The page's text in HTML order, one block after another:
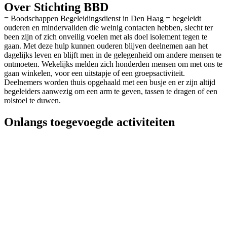
Over Stichting BBD
= Boodschappen Begeleidingsdienst in Den Haag = begeleidt
ouderen en mindervaliden die weinig contacten hebben, slecht ter
been zijn of zich onveilig voelen met als doel isolement tegen te
gaan. Met deze hulp kunnen ouderen blijven deelnemen aan het
dagelijks leven en blijft men in de gelegenheid om andere mensen te
ontmoeten. Wekelijks melden zich honderden mensen om met ons te
gaan winkelen, voor een uitstapje of een groepsactiviteit.
Deelnemers worden thuis opgehaald met een busje en er zijn altijd
begeleiders aanwezig om een arm te geven, tassen te dragen of een
rolstoel te duwen.
Onlangs toegevoegde activiteiten